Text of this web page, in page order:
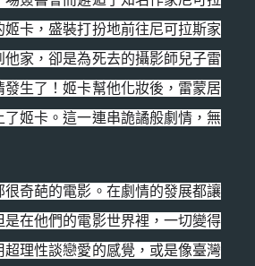
姬卡，盛裝打扮地前往尼可拉斯家
他家，卻是為死去的攝影師兒子雷
發生了！姬卡幫他化妝後，雷蒙居
了姬卡。這一連串詭譎般劇情，無
很奇葩的電影。 在劇情的發展都讓
是在他們的電影世界裡，一切變得
理性談戀愛的感覺， 或是像臺灣